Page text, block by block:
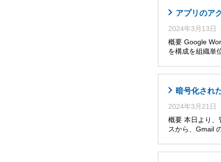
アプリのア
2024年3月13日
概要 Google
を構成を組織単
暗号化され
2024年3月21日
概要 本日より
スから、Gmail